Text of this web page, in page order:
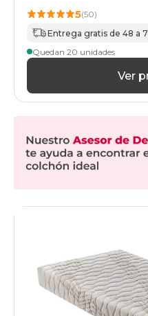
5(50)
Entrega gratis de 48 a
Quedan 20 unidades
Ver